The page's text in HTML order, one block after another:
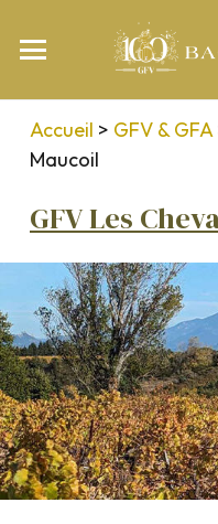
Accueil > GFV & GFA
Maucoil
GFV Les